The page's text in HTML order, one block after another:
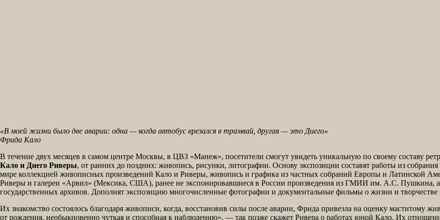
«В моей жизни было две аварии: одна — когда автобус врезался в трамвай, другая — это Диего»
Фрида Кало
В течение двух месяцев в самом центре Москвы, в ЦВЗ «Манеж», посетители смогут увидеть уникальную по своему составу
Кало и Диего Риверы, от ранних до поздних: живопись, рисунки, литографии. Основу экспозиции составят работы из
мире коллекцией живописных произведений Кало и Риверы, живопись и графика из частных собраний Европы и Латинской
Риверы и галереи «Арвил» (Мексика, США), ранее не экспонировавшиеся в России произведения из ГМИИ им. А.С. Пушкина, а
государственных архивов. Дополнят экспозицию многочисленные фотографии и документальные фильмы о жизни и
Их знакомство состоялось благодаря живописи, когда, восстановив силы после аварии, Фрида привезла на оценку маститому
от рождения, необыкновенно чуткая и способная к наблюдению», — так позже скажет Ривера о работах юной Кало. Их